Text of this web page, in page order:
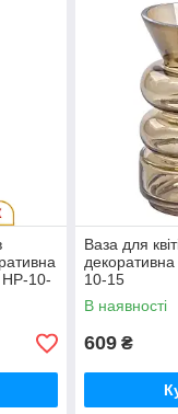
10-
Ваза для
10-15
В наявності
609 ₴